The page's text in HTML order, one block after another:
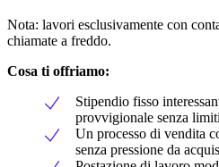
Nota: lavori esclusivamente con
chiamate a freddo.
Cosa ti offriamo:
Stipendio fisso
provvigionale senza limiti
Un processo di vendita
senza pressione da